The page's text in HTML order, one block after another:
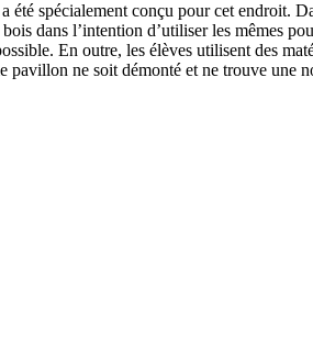
spécialement conçu pour cet endroit.
dans l’intention d’utiliser les mêmes
En outre, les élèves utilisent des
ne soit démonté et ne trouve une